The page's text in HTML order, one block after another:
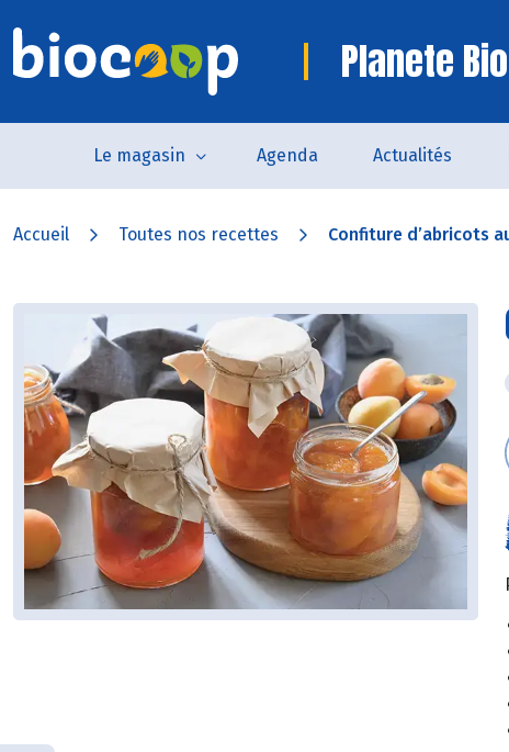
Planete
Le magasin Agenda Actualités
Accueil Toutes nos recettes Confiture d’abricots